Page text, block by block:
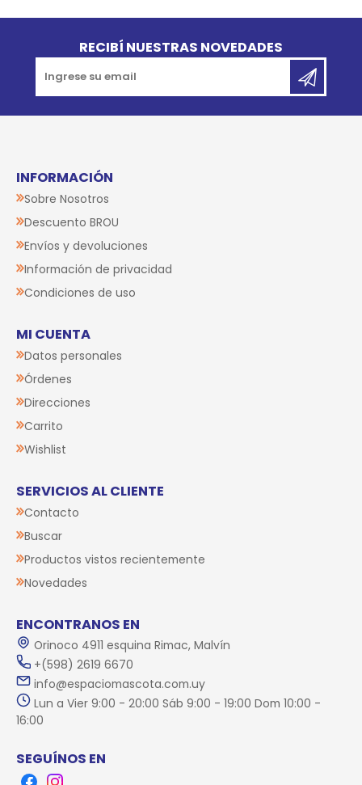
RECIBÍ NUESTRAS NOVEDADES
INFORMACIÓN
Sobre Nosotros
Descuento BROU
Envíos y devoluciones
Información de privacidad
Condiciones de uso
MI CUENTA
Datos personales
Órdenes
Direcciones
Carrito
Wishlist
SERVICIOS AL CLIENTE
Contacto
Buscar
Productos vistos recientemente
Novedades
ENCONTRANOS EN
Orinoco 4911 esquina Rimac, Malvín
+(598) 2619 6670
info@espaciomascota.com.uy
Lun a Vier 9:00 - 20:00 Sáb 9:00 - 19:00 Dom 10:00 -
16:00
SEGUÍNOS EN